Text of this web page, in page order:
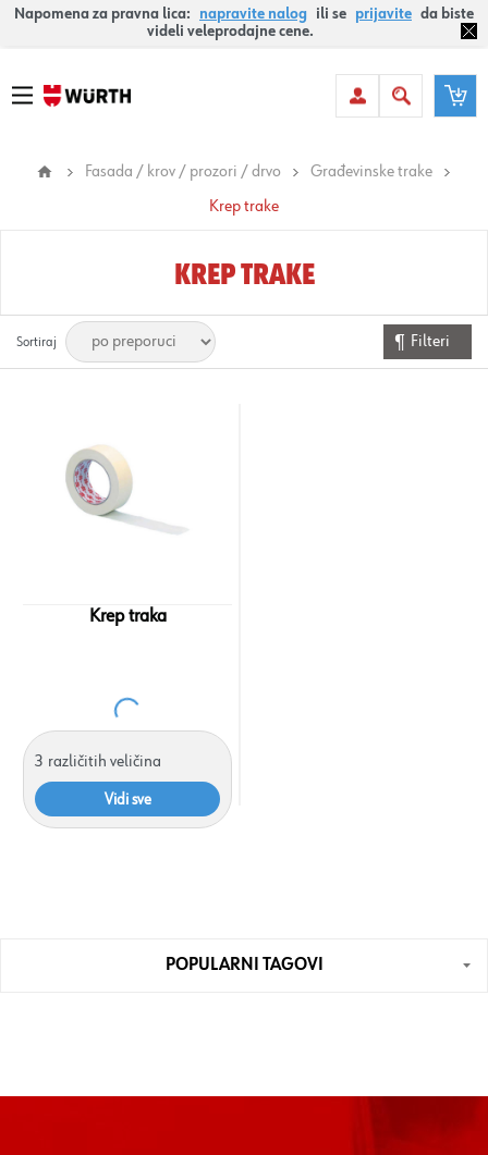
Napomena za pravna lica: napravite nalog ili se prijavite da biste
videli veleprodajne cene.
Fasada / krov / prozori / drvo
Građevinske trake
Krep trake
KREP TRAKE
Sortiraj Filteri
Krep traka
3 različitih veličina
Vidi sve
POPULARNI TAGOVI